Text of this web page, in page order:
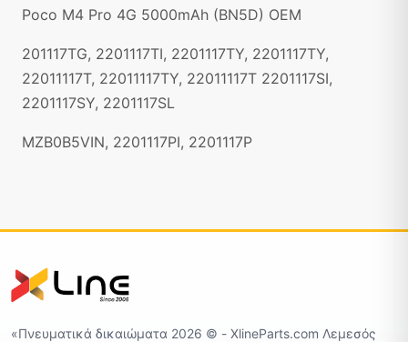
Poco M4 Pro 4G 5000mAh (BN5D) OEM
201117TG, 2201117TI, 2201117TY, 2201117TY,
22011117T, 22011117TY, 22011117T 2201117SI,
2201117SY, 2201117SL
MZB0B5VIN, 2201117PI, 2201117P
«Πνευματικά δικαιώματα 2026 ©️ - XlineParts.com Λεμεσός